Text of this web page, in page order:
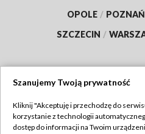
OPOLE / POZNAŃ
SZCZECIN /
Szanujemy Twoją prywatność
Kliknij "Akceptuję i przechodzę do
korzystanie z technologii
dostęp do informacji na Twoim